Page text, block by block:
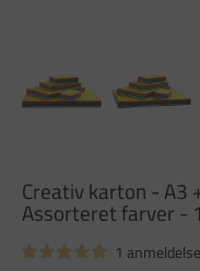
Creativ karton - A3
Assorteret farver -
1